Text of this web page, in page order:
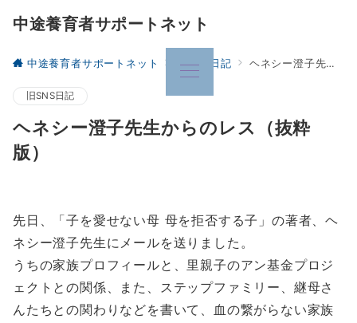
中途養育者サポートネット
中途養育者サポートネット 旧SNS日記 ヘネシー澄子先生からのレス（抜粋版）
旧SNS日記
ヘネシー澄子先生からのレス（抜粋
版）
先日、「子を愛せない母 母を拒否する子」の著者、ヘ
ネシー澄子先生にメールを送りました。
うちの家族プロフィールと、里親子のアン基金プロジ
ェクトとの関係、また、ステップファミリー、継母さ
んたちとの関わりなどを書いて、血の繋がらない家族